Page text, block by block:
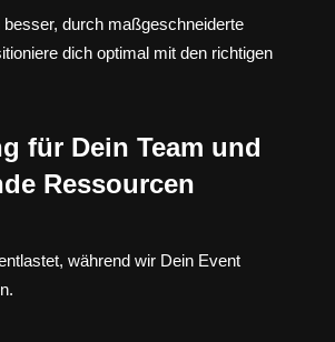
besser, durch maßgeschneiderte
dich optimal mit den richtigen
für Dein Team und
Ressourcen
während wir Dein Event